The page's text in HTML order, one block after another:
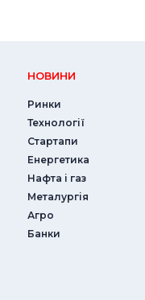
НОВИНИ
Ринки
Технології
Стартапи
Енергетика
Нафта і газ
Металургія
Агро
Банки